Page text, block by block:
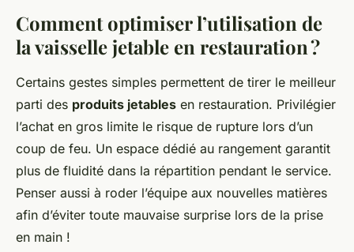
Comment optimiser l’utilisation de
la vaisselle jetable en restauration ?
Certains gestes simples permettent de tirer le meilleur
parti des produits jetables en restauration. Privilégier
l’achat en gros limite le risque de rupture lors d’un
coup de feu. Un espace dédié au rangement garantit
plus de fluidité dans la répartition pendant le service.
Penser aussi à roder l’équipe aux nouvelles matières
afin d’éviter toute mauvaise surprise lors de la prise
en main !